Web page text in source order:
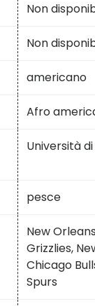
Non
Non
americano
Afro
Università
pesce
New
Grizzlies,
Chicago
Spurs